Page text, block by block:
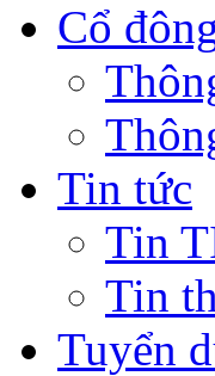
Cổ
Tin tức
Tin
Tin
Tuyển